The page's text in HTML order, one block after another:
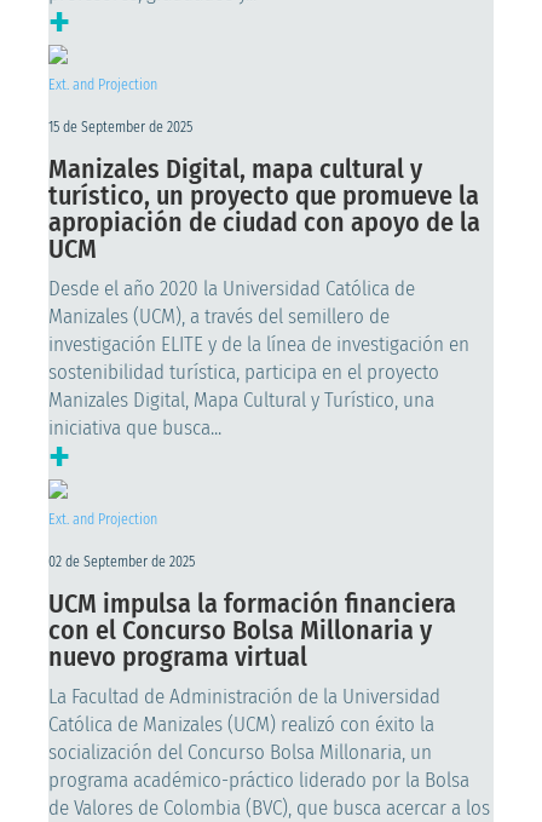
+
Ext. and Projection
15 de September de 2025
Manizales Digital, mapa cultural y
turístico, un proyecto que promueve la
apropiación de ciudad con apoyo de la
UCM
Desde el año 2020 la Universidad Católica de
Manizales (UCM), a través del semillero de
investigación ELITE y de la línea de investigación en
sostenibilidad turística, participa en el proyecto
Manizales Digital, Mapa Cultural y Turístico, una
iniciativa que busca...
+
Ext. and Projection
02 de September de 2025
UCM impulsa la formación financiera
con el Concurso Bolsa Millonaria y
nuevo programa virtual
La Facultad de Administración de la Universidad
Católica de Manizales (UCM) realizó con éxito la
socialización del Concurso Bolsa Millonaria, un
programa académico-práctico liderado por la Bolsa
de Valores de Colombia (BVC), que busca acercar a los